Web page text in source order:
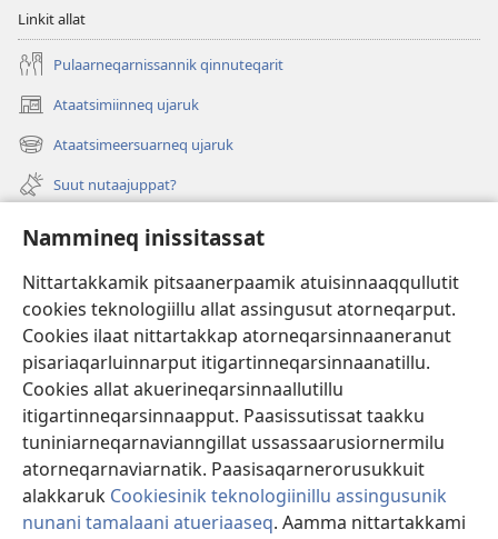
Nammineq inissitassat
Nittartakkamik pitsaanerpaamik atuisinnaaqqullutit
cookies teknologiillu allat assingusut atorneqarput.
Cookies ilaat nittartakkap atorneqarsinnaaneranut
pisariaqarluinnarput itigartinneqarsinnaanatillu.
Cookies allat akuerineqarsinnaallutillu
itigartinneqarsinnaapput. Paasissutissat taakku
tuniniarneqarnavianngillat ussassaarusiornermilu
atorneqarnaviarnatik. Paasisaqarnerorusukkuit
alakkaruk Cookiesinik teknologiinillu assingusunik
nunani tamalaani atueriaaseq. Aamma nittartakkami
Linkit allat
Pulaarneqarnissannik qinnuteqarit
Ataatsimiinneq ujaruk
(opens
new
window)
Ataatsimeersuarneq ujaruk
(opens
new
window)
Suut nutaajuppat?
Isiginnaagassiat
Tunissuteqarneq
(opens
new
window)INTERNETIKKUT ATUAGAATEQARFIK Watchtower™
(opens
new
window)JW Hub ®
(opens
new
window)